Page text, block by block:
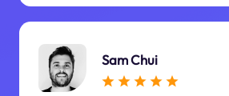
Sam Chui